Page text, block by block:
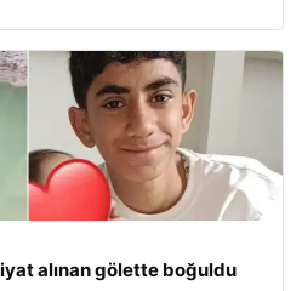
alınan gölette boğuldu